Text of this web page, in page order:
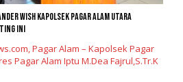
Wish Kapolsek Pagar Alam Utara
Ini
Pagar Alam – Kapolsek Pagar
Pagar Alam Iptu M.Dea Fajrul,S.Tr.K